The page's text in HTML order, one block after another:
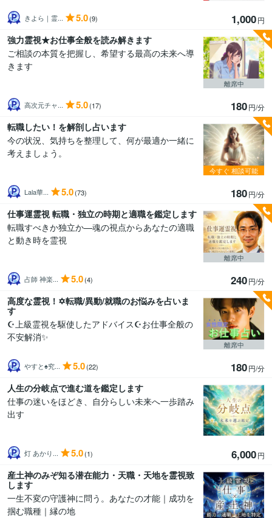
きよら｜霊... 5.0(9) 1,000円
強力霊視★お仕事全般を読み解きます
ご相談の本質を把握し、希望する最高の未来へ導
きます
高次元チャ... 5.0(17) 180円/分
離席中
転職したい！を解剖し占います
今の状況、気持ちを整理して、何が最適か一緒に
考えましょう。
Lala華... 5.0(73) 180円/分
今すぐ 相談可能
仕事運霊視 転職・独立の時期と適職を鑑定します
転職すべきか独立か—魂の視点からあなたの適職
と動き時を霊視
占師 神楽... 5.0(4) 240円/分
離席中
高度な霊視！✡️転職/異動/就職のお悩みを占いま
す
☪️上級霊視を駆使したアドバイス☪️お仕事全般の
不安解消✨
やすと♠究... 5.0(22) 180円/分
離席中
人生の分岐点で進む道を鑑定します
仕事の迷いをほどき、自分らしい未来へ一歩踏み
出す
灯 あかり... 5.0(1) 6,000円
産土神のみぞ知る潜在能力・天職・天地を霊視致
します
一生不変の守護神に問う。あなたの才能｜成功を
掴む職種｜縁の地